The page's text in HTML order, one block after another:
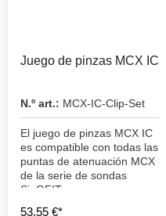
Juego de pinzas MCX IC
N.º art.: MCX-IC-Clip-Set
El juego de pinzas MCX IC
es compatible con todas las
puntas de atenuación MCX
de la serie de sondas
SigOFIT.
53,55 €*